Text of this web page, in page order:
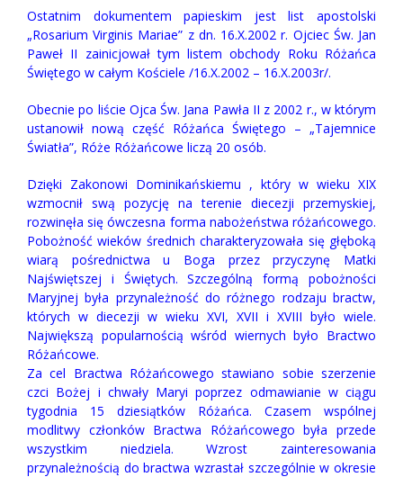
Ostatnim dokumentem papieskim jest list apostolski
„Rosarium Virginis Mariae” z dn. 16.X.2002 r. Ojciec Św. Jan
Paweł II zainicjował tym listem obchody Roku Różańca
Świętego w całym Kościele /16.X.2002 – 16.X.2003r/.
Obecnie po liście Ojca Św. Jana Pawła II z 2002 r., w którym
ustanowił nową część Różańca Świętego – „Tajemnice
Światła”, Róże Różańcowe liczą 20 osób.
Dzięki Zakonowi Dominikańskiemu , który w wieku XIX
wzmocnił swą pozycję na terenie diecezji przemyskiej,
rozwinęła się ówczesna forma nabożeństwa różańcowego.
Pobożność wieków średnich charakteryzowała się głęboką
wiarą pośrednictwa u Boga przez przyczynę Matki
Najświętszej i Świętych. Szczególną formą pobożności
Maryjnej była przynależność do różnego rodzaju bractw,
których w diecezji w wieku XVI, XVII i XVIII było wiele.
Największą popularnością wśród wiernych było Bractwo
Różańcowe.
Za cel Bractwa Różańcowego stawiano sobie szerzenie
czci Bożej i chwały Maryi poprzez odmawianie w ciągu
tygodnia 15 dziesiątków Różańca. Czasem wspólnej
modlitwy członków Bractwa Różańcowego była przede
wszystkim niedziela. Wzrost zainteresowania
przynależnością do bractwa wzrastał szczególnie w okresie